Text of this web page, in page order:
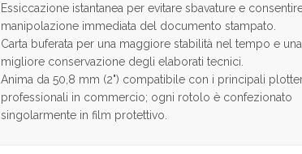
Essiccazione istantanea per evitare sbavature e
manipolazione immediata del documento stampato.
Carta buferata per una maggiore stabilità nel tempo e una
migliore conservazione degli elaborati tecnici.
Anima da 50,8 mm (2") compatibile con i principali
professionali in commercio; ogni rotolo è confezionato
singolarmente in film protettivo.